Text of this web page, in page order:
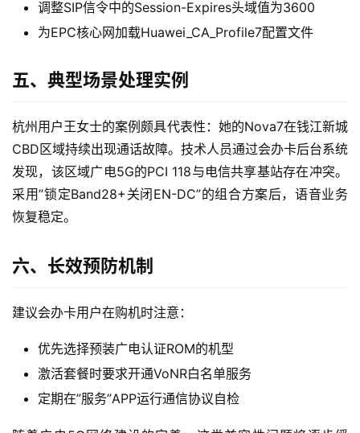
随
W
i
i
快
讯
多
页
调整SIP信令中的Session-Expires头域值为3600
为EPC核心网加载Huawei_CA_Profile7配置文件
五、典型场景处理实例
杭州用户王女士的案例颇具代表性：她的Nova7在钱江新城
CBD区域持续出现通话故障。技术人员通过会办卡后台系统
发现，该区域广电5G的PCI 118与电信共享基站存在冲突。
采用”锁定Band28+关闭EN-DC”的组合方案后，语音业务
恢复稳定。
六、长效预防机制
建议会办卡用户在购机时注意：
优先选择预装广电认证ROM的机型
激活套餐时要求开通VoNR白名单服务
定期在”服务”APP运行通信协议自检